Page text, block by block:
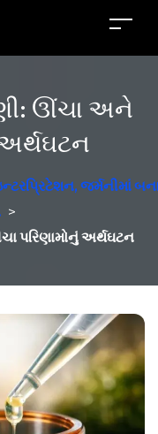
ઊંચા અને
અર્થઘટન
જર્મનીમાં
>
પરિણામોનું અર્થઘટન